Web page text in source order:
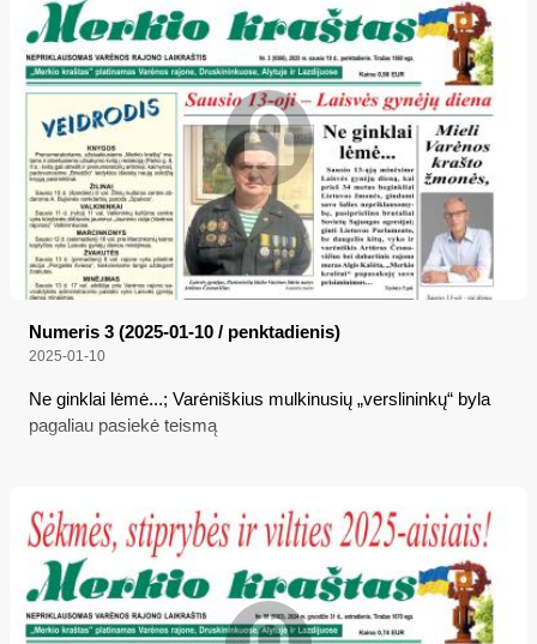
Numeris 3 (2025-01-10 / penktadienis)
2025-01-10
Ne ginklai lėmė...; Varėniškius mulkinusių „verslininkų“ byla
pagaliau pasiekė teismą